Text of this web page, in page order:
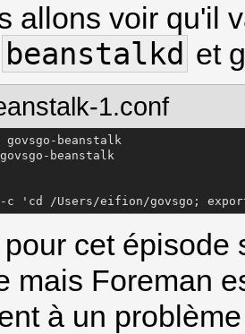
allons voir qu'il
beanstalkd et
1.conf
beanstalk
beanstalk
c 'cd /Users/eifion/govsgo;
cet épisode
mais Foreman
à un